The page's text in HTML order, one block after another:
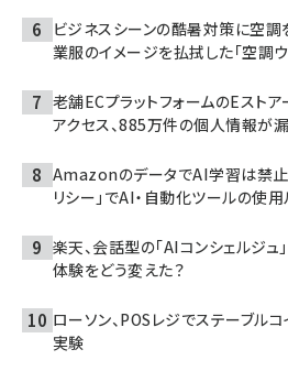
ビジネスシーンの酷暑対策に空調を
業服のイメージを払拭した「空調
老舗ECプラットフォームのEストア
アクセス、885万件の個人情報が
AmazonのデータでAI学習は禁止
リシー」でAI・自動化ツールの使
楽天、会話型の「AIコンシェルジ
体験をどう変えた？
ローソン、POSレジでステーブル
実験